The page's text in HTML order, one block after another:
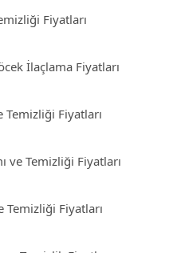
Fiyatları
İlaçlama Fiyatları
Temizliği Fiyatları
ve Temizliği Fiyatları
Temizliği Fiyatları